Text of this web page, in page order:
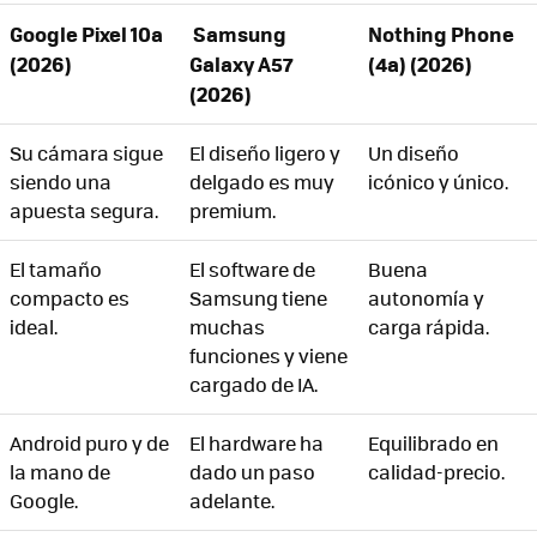
Motorola Edge 60 (2025)
Nothing Phone (3a) (2025)
OnePlus Nord 5 (2025)
Oppo Reno13 FS 5G (2025)
Poco X8 Pro (2026)
Realme 14 Pro+ (2025)
Samsung Galaxy A56 (2025)
Redmi Note 14 Pro+ (2025)
Vivo V70 FE (2026)
Google Pixel 10a
(2026)
Samsung
Galaxy A57
(2026)
Nothing Phone
(4a) (2026)
Su cámara sigue
siendo una
apuesta segura.
El diseño ligero y
delgado es muy
premium.
Un diseño
icónico y único.
El tamaño
compacto es
ideal.
El software de
Samsung tiene
muchas
funciones y viene
cargado de IA.
Buena
autonomía y
carga rápida.
Android puro y de
la mano de
Google.
El hardware ha
dado un paso
adelante.
Equilibrado en
calidad-precio.